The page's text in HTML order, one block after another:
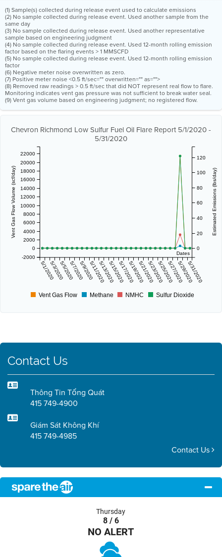
(1) Sample(s) collected during release event used to calculate emissions
(2) No sample collected during release event. Used another sample from the
same day
(3) No sample collected during release event. Used another representative
sample based on engineering judgment
(4) No sample collected during release event. Used 12-month rolling emission
factor based on the flaring events > 1 MMSCFD
(5) No sample collected during release event. Used 12-month rolling emission
factor
(6) Negative meter noise overwritten as zero.
(7) Positive meter noise <0.5 ft/sec="" overwritten="" as="">
(8) Removed raw readings > 0.5 ft/sec that did NOT represent real flow to flare.
Monitoring indicates vent gas pressure was not sufficient to break water seal.
(9) Vent gas volume based on engineering judgment; no registered flow.
Chevron Richmond Low Sulfur Fuel Oil Flare Report 5/1/2020 -
5/31/2020
Dates
5/1/20205/3/20205/5/20205/7/20205/9/20205/11/20205/13/20205/15/20205/17/20205/19/20205/21/20205/23/20205/25/20205/27/20205/29/20205/31/2020
Vent Gas Flow Volume (scf/day)
-2000
0
2000
4000
6000
8000
10000
12000
14000
16000
18000
20000
22000
Estimated Emissions (lbs/day)
0
20
40
60
80
100
120
Vent Gas Flow Methane NMHC Sulfur Dioxide
Contact Us
Thông Tin Tổng Quát
415 749-4900
Giám Sát Không Khí
415 749-4985
Contact Us
Thursday
8 / 6
NO ALERT